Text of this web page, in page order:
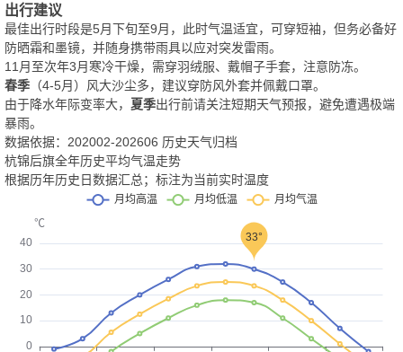
出行建议
最佳出行时段是5月下旬至9月，此时气温适宜，可穿短袖，但务必备好
防晒霜和墨镜，并随身携带雨具以应对突发雷雨。
11月至次年3月寒冷干燥，需穿羽绒服、戴帽子手套，注意防冻。
春季 （4-5月）风大沙尘多，建议穿防风外套并佩戴口罩。
由于降水年际变率大， 夏季出行前请关注短期天气预报，避免遭遇极端
暴雨。
数据依据：202002-202606 历史天气归档
杭锦后旗全年历史平均气温走势
根据历年历史日数据汇总；标注为当前实时温度